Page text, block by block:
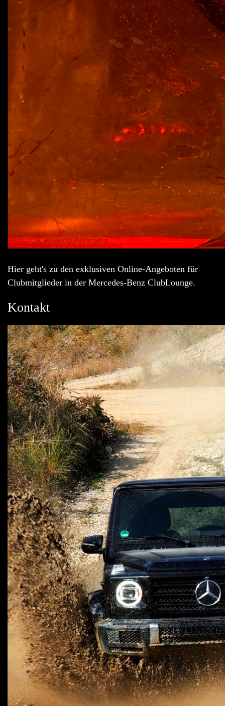
Hier geht's zu den exklusiven Online-Angeboten für
Clubmitglieder in der Mercedes-Benz ClubLounge.
Kontakt